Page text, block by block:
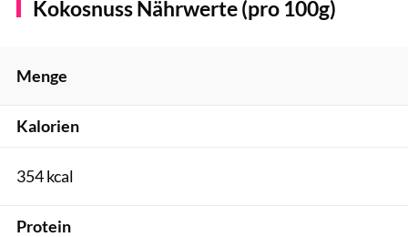
Kokosnuss Nährwerte (pro 100g)
Menge
Kalorien
354 kcal
Protein